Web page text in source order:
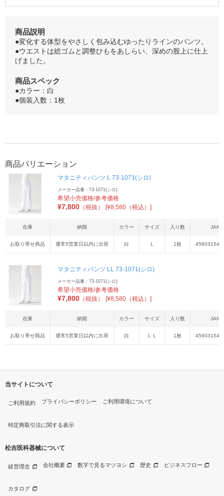
商品説明
●変化する体型をやさしく包み込むゆったりラインのパンツ。
●ウエストは総ゴムと調整ひもをあしらい、深めの股上に仕上
げました。
商品スペック
●カラー：白
●個装入数：1枚
商品バリエーション
マタニティパンツ L 73-1071(シロ)
メーカー品番：73-1071(シロ)
希望小売価格/参考価格
¥7,800 （税抜） [¥8,580（税込）]
在庫 納期 カラー サイズ 入り数 JAN
お取り寄せ商品 通常5営業日以内に出荷 白 Ｌ 1枚
マタニティパンツ LL 73-1071(シロ)
メーカー品番：73-1071(シロ)
希望小売価格/参考価格
¥7,800 （税抜） [¥8,580（税込）]
在庫 納期 カラー サイズ 入り数 JAN
お取り寄せ商品 通常5営業日以内に出荷 白 ＬＬ 1枚
当サイトについて
ご利用規約 プライバシーポリシー ご利用環境について
特定商取引法に関する表示
松吉医科器械について
経営理念 会社概要 数字で見るマツヨシ 歴史 ビジネスフロー
カタログ